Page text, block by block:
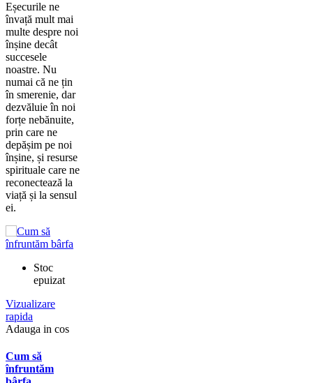
Eșecurile ne
învață mult mai
multe despre noi
înșine decât
succesele
noastre. Nu
numai că ne țin
în smerenie, dar
dezvăluie în noi
forțe nebănuite,
prin care ne
depășim pe noi
înșine, și resurse
spirituale care ne
reconectează la
viață și la sensul
ei.
Stoc
epuizat
Vizualizare
rapida
Adauga in cos
Cum să
înfruntăm